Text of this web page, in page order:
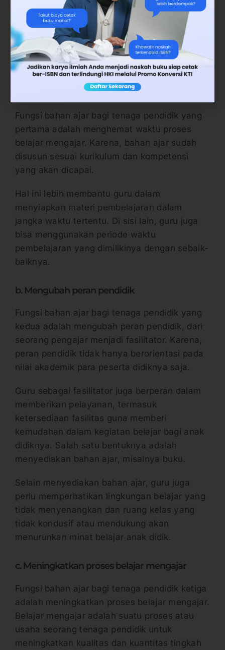
pendidik
Adapun fungsi bahan ajar bagi tenaga
pendidik atau guru dalam proses
pembelajaran, antara lain:
a. Menghemat waktu belajar mengajar
Fungsi bahan ajar bagi tenaga pendidik yang
pertama adalah menghemat waktu proses
belajar mengajar. Karena, bahan ajar sudah
disusun sesuai kurikulum dan kompetensi
yang akan dicapai.
Hal ini lebih membantu guru dalam
menyiapkan materi pembelajaran dalam
jangka waktu tertentu. Di sisi lain, guru juga
bisa menggunakan periode waktu
pembelajaran yang dimilikinya dengan sebaik-
baiknya.
b. Mengubah peran pendidik
Fungsi bahan ajar bagi tenaga pendidik yang
kedua adalah mengubah peran pendidik, dari
seorang pengajar menjadi fasilitator. Karena,
peran pendidik tidak hanya berorientasi pada
nilai akademik para peserta didiknya saja.
Guru sebagai fasilitator juga berperan dalam
memberikan pelayanan, termasuk
ketersediaan fasilitas guna memberi
kemudahan dalam kegiatan belajar bagi anak
didiknya. Salah satu bentuknya adalah
menyediakan bahan ajar, misalnya buku.
Selain menyediakan bahan ajar, guru juga
perlu memperhatikan lingkungan belajar yang
tidak menyenangkan dan ruang kelas yang
tidak kondusif atau mendukung akan
menurunkan minat belajar anak didik.
c. Meningkatkan proses belajar mengajar
Fungsi bahan ajar bagi tenaga pendidik ketiga
adalah meningkatkan proses belajar mengajar.
Belajar mengajar adalah suatu proses atau
usaha seorang tenaga pendidik untuk
meningkatkan kualitas dan kuantitas tingkah